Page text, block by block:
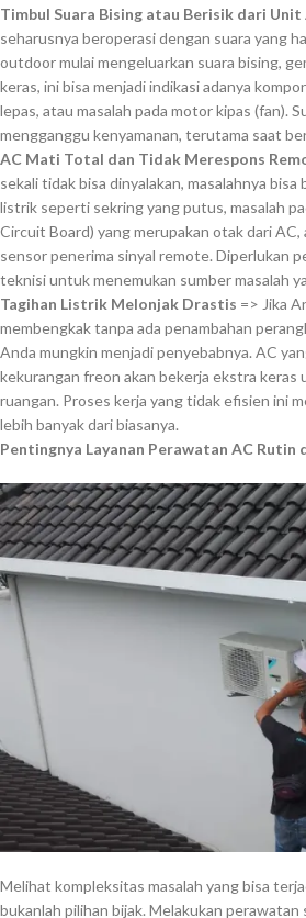
Timbul Suara Bising atau Berisik dari Unit
seharusnya beroperasi dengan suara yang
outdoor mulai mengeluarkan suara bising,
keras, ini bisa menjadi indikasi adanya
lepas, atau masalah pada motor kipas (fan).
mengganggu kenyamanan, terutama saat
AC Mati Total dan Tidak Merespons
sekali tidak bisa dinyalakan, masalahnya bisa
listrik seperti sekring yang putus, masalah
Circuit Board) yang merupakan otak dari AC,
sensor penerima sinyal remote. Diperlukan
teknisi untuk menemukan sumber masalah
Tagihan Listrik Melonjak Drastis => Jika
membengkak tanpa ada penambahan
Anda mungkin menjadi penyebabnya. AC
kekurangan freon akan bekerja ekstra keras
ruangan. Proses kerja yang tidak efisien ini
lebih banyak dari biasanya.
Pentingnya Layanan Perawatan AC Rutin
Melihat kompleksitas masalah yang bisa
bukanlah pilihan bijak. Melakukan perawatan